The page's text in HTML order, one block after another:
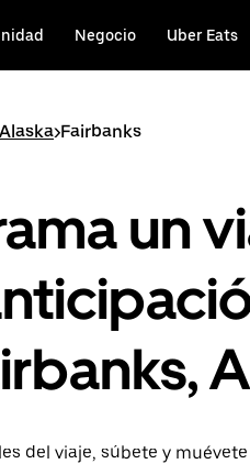
Negocio Uber Eats
Alaska>Fairbanks
un
del viaje, súbete y